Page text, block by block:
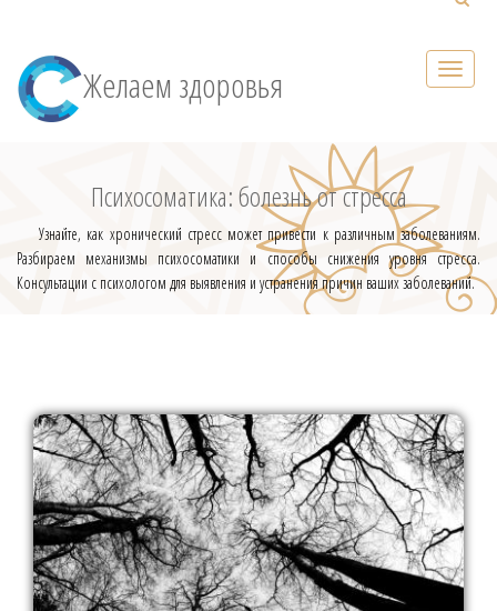
Желаем здоровья
Психосоматика: болезнь от стресса
Узнайте, как хронический стресс может привести к различным заболеваниям.
Разбираем механизмы психосоматики и способы снижения уровня стресса.
Консультации с психологом для выявления и устранения причин ваших заболеваний.